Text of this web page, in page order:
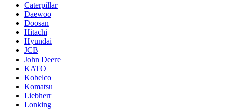
Caterpillar
Daewoo
Doosan
Hitachi
Hyundai
JCB
John Deere
KATO
Kobelco
Komatsu
Liebherr
Lonking